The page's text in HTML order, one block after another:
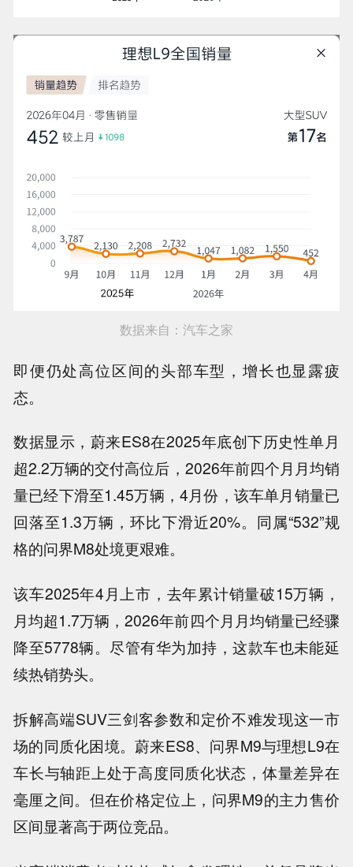
数据来自：汽车之家
即便仍处高位区间的头部车型，增长也显露疲
态。
数据显示，蔚来ES8在2025年底创下历史性单月
超2.2万辆的交付高位后，2026年前四个月月均销
量已经下滑至1.45万辆，4月份，该车单月销量已
回落至1.3万辆，环比下滑近20%。同属“532”规
格的问界M8处境更艰难。
该车2025年4月上市，去年累计销量破15万辆，
月均超1.7万辆，2026年前四个月月均销量已经骤
降至5778辆。尽管有华为加持，这款车也未能延
续热销势头。
拆解高端SUV三剑客参数和定价不难发现这一市
场的同质化困境。蔚来ES8、问界M9与理想L9在
车长与轴距上处于高度同质化状态，体量差异在
毫厘之间。但在价格定位上，问界M9的主力售价
区间显著高于两位竞品。